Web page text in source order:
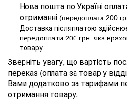
Нова пошта по Україні
отриманні (передоплата 200
Доставка післяплатою
передоплати 200 грн, яка
товару
Зверніть увагу, що вартість
переказ (оплата за товар у
Вами додатково за тарифами
отримання товару.